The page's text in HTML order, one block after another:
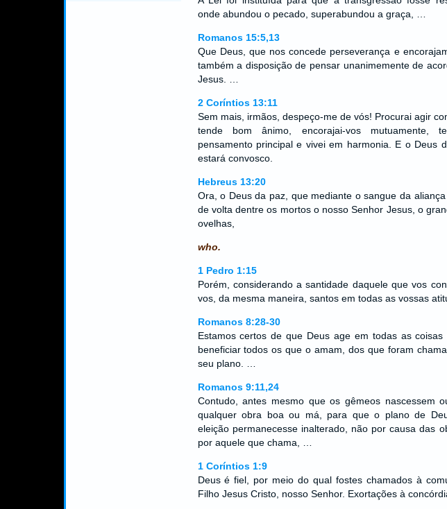
onde abundou o pecado, superabundou a graça, …
Romanos 15:5,13
Que Deus, que nos concede perseverança e
também a disposição de pensar unanimemente de
Jesus. …
2 Coríntios 13:11
Sem mais, irmãos, despeço-me de vós! Procurai agir
tende bom ânimo, encorajai-vos mutuamente,
pensamento principal e vivei em harmonia. E o Deus
estará convosco.
Hebreus 13:20
Ora, o Deus da paz, que mediante o sangue da
de volta dentre os mortos o nosso Senhor Jesus, o
ovelhas,
who.
1 Pedro 1:15
Porém, considerando a santidade daquele que vos
vos, da mesma maneira, santos em todas as vossas
Romanos 8:28-30
Estamos certos de que Deus age em todas as
beneficiar todos os que o amam, dos que foram
seu plano. …
Romanos 9:11,24
Contudo, antes mesmo que os gêmeos nascessem
qualquer obra boa ou má, para que o plano de
eleição permanecesse inalterado, não por causa das
por aquele que chama, …
1 Coríntios 1:9
Deus é fiel, por meio do qual fostes chamados à
Filho Jesus Cristo, nosso Senhor. Exortações à